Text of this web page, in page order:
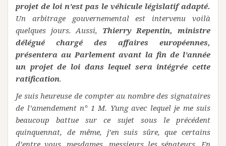
projet de loi n’est pas le véhicule législatif adapté.
Un arbitrage gouvernemental est intervenu voilà
quelques jours. Aussi, Thierry Repentin, ministre
délégué chargé des affaires européennes,
présentera au Parlement avant la fin de l’année
un projet de loi dans lequel sera intégrée cette
ratification.
Je suis heureuse de compter au nombre des signataires
de l’amendement n° 1 M. Yung avec lequel je me suis
beaucoup battue sur ce sujet sous le précédent
quinquennat, de même, j’en suis sûre, que certains